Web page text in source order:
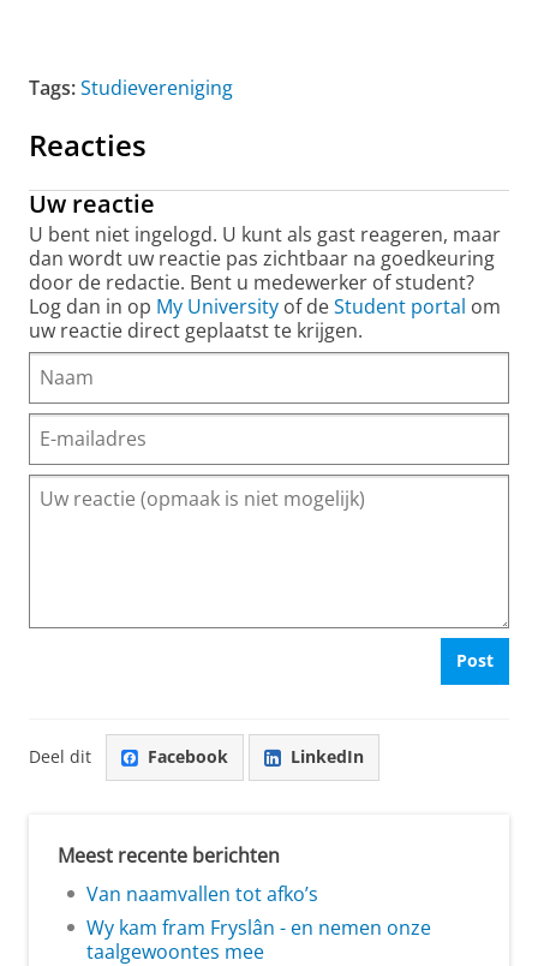
Tags:Studievereniging
Reacties
Uw reactie
U bent niet ingelogd. U kunt als gast reageren, maar
dan wordt uw reactie pas zichtbaar na goedkeuring
door de redactie. Bent u medewerker of student?
Log dan in op My University of deStudent portal om
uw reactie direct geplaatst te krijgen.
Post
Deel dit Facebook LinkedIn
Meest recente berichten
Van naamvallen tot afko’s
Wy kam fram Fryslân - en nemen onze
taalgewoontes mee